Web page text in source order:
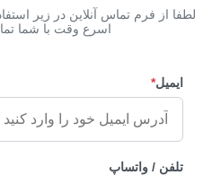
لطفا از فرم تماس آنلاین در زیر
اسرع وقت با شما
ایمیل*
تلفن / واتساپ